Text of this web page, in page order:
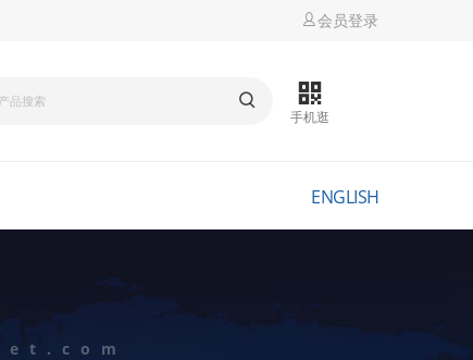
会员登录
手机逛
ENGLISH